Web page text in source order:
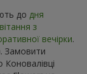
до дня
з
вечірки.
Замовити
Коновалівці